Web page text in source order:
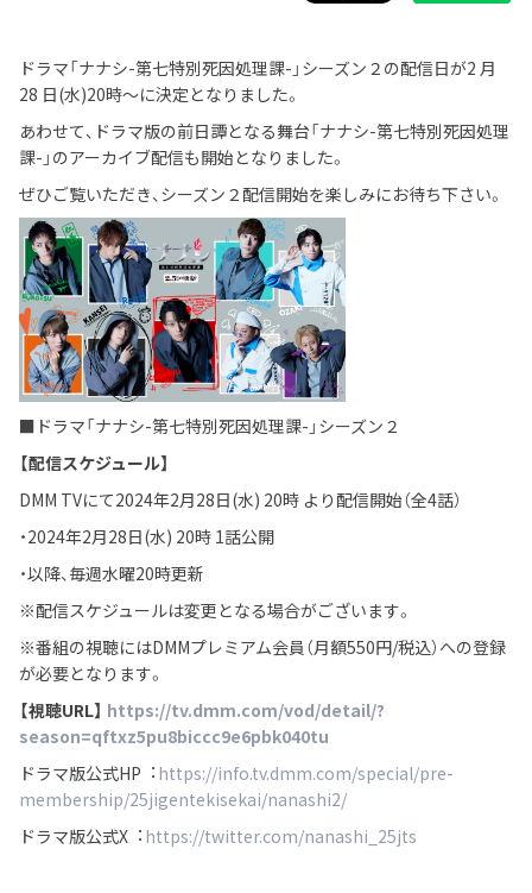
ドラマ「ナナシ-第七特別死因処理課-」シーズン２の配信⽇が2 ⽉
28 ⽇(⽔)20時～に決定となりました。
あわせて、ドラマ版の前⽇譚となる舞台「ナナシ-第七特別死因処理
課-」のアーカイブ配信も開始となりました。
ぜひご覧いただき、シーズン２配信開始を楽しみにお待ち下さい。
■ドラマ「ナナシ-第七特別死因処理課-」シーズン２
【配信スケジュール】
DMM TVにて2024年2⽉28⽇(⽔) 20時 より配信開始（全4話）
・2024年2⽉28⽇(⽔) 20時 1話公開
・以降、毎週⽔曜20時更新
※配信スケジュールは変更となる場合がございます。
※番組の視聴にはDMMプレミアム会員（⽉額550円/税込）への登録
が必要となります。
【視聴URL】 https://tv.dmm.com/vod/detail/?
season=qftxz5pu8biccc9e6pbk040tu
ドラマ版公式HP︓ https://info.tv.dmm.com/special/pre-
membership/25jigentekisekai/nanashi2/
ドラマ版公式X︓ https://twitter.com/nanashi_25jts